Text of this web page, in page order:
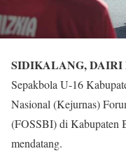
SIDIKALANG, DAIRI
Sepakbola U-16
Nasional (Kejurnas)
(FOSSBI) di Kabupaten
mendatang.